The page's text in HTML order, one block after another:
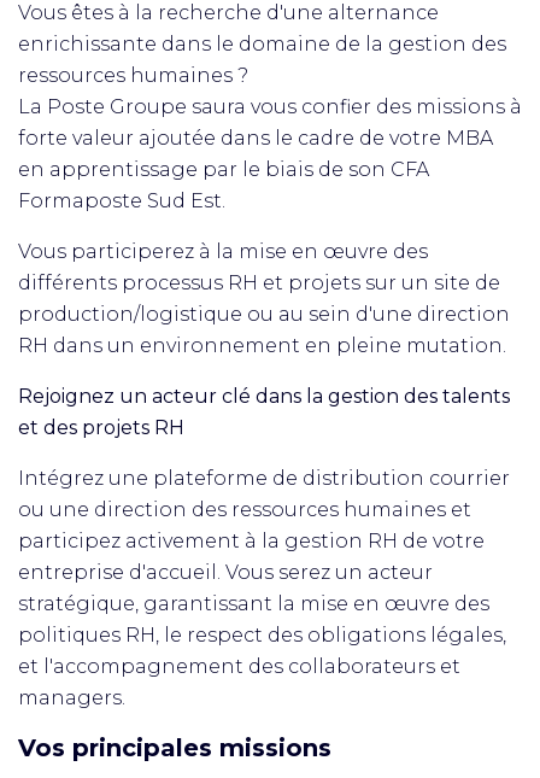
Vous êtes à la recherche d'une alternance
enrichissante dans le domaine de la gestion des
ressources humaines ?
La Poste Groupe saura vous confier des missions à
forte valeur ajoutée dans le cadre de votre MBA
en apprentissage par le biais de son CFA
Formaposte Sud Est.
Vous participerez à la mise en œuvre des
différents processus RH et projets sur un site de
production/logistique ou au sein d'une direction
RH dans un environnement en pleine mutation.
Rejoignez un acteur clé dans la gestion des talents
et des projets RH
Intégrez une plateforme de distribution courrier
ou une direction des ressources humaines et
participez activement à la gestion RH de votre
entreprise d'accueil. Vous serez un acteur
stratégique, garantissant la mise en œuvre des
politiques RH, le respect des obligations légales,
et l'accompagnement des collaborateurs et
managers.
Vos principales missions